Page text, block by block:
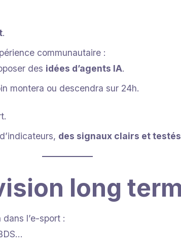
.
communautaire :
des idées d’agents IA.
montera ou descendra sur 24h.
des signaux clairs et testés
long
l’e-sport :